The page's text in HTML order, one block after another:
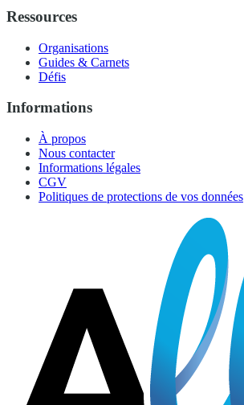
Ressources
Organisations
Guides & Carnets
Défis
Informations
À propos
Nous contacter
Informations légales
CGV
Politiques de protections de vos données